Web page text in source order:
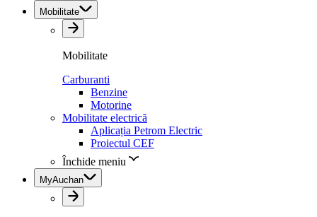
Mobilitate
Mobilitate
Carburanti
Benzine
Motorine
Mobilitate electrică
Aplicația Petrom Electric
Proiectul CEF
Închide meniu
MyAuchan